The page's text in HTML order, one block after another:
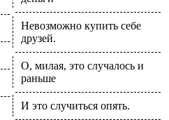
Невозможно купить себе
друзей.
О, милая, это случалось и
раньше
И это случиться опять.